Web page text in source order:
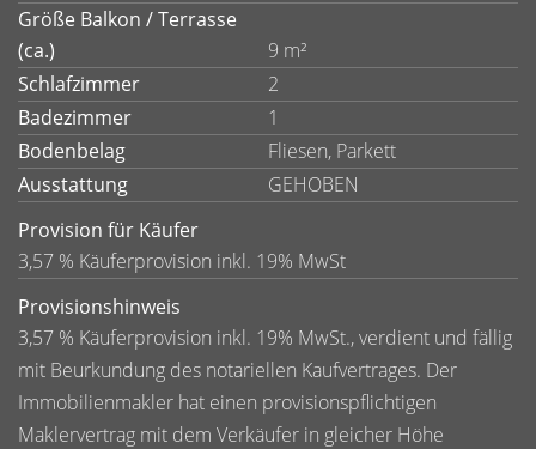
Größe Balkon / Terrasse
(ca.)
9 m²
Schlafzimmer
2
Badezimmer
1
Bodenbelag
Fliesen, Parkett
Ausstattung
GEHOBEN
Provision für Käufer
3,57 % Käuferprovision inkl. 19% MwSt
Provisionshinweis
3,57 % Käuferprovision inkl. 19% MwSt., verdient und fällig
mit Beurkundung des notariellen Kaufvertrages. Der
Immobilienmakler hat einen provisionspflichtigen
Maklervertrag mit dem Verkäufer in gleicher Höhe